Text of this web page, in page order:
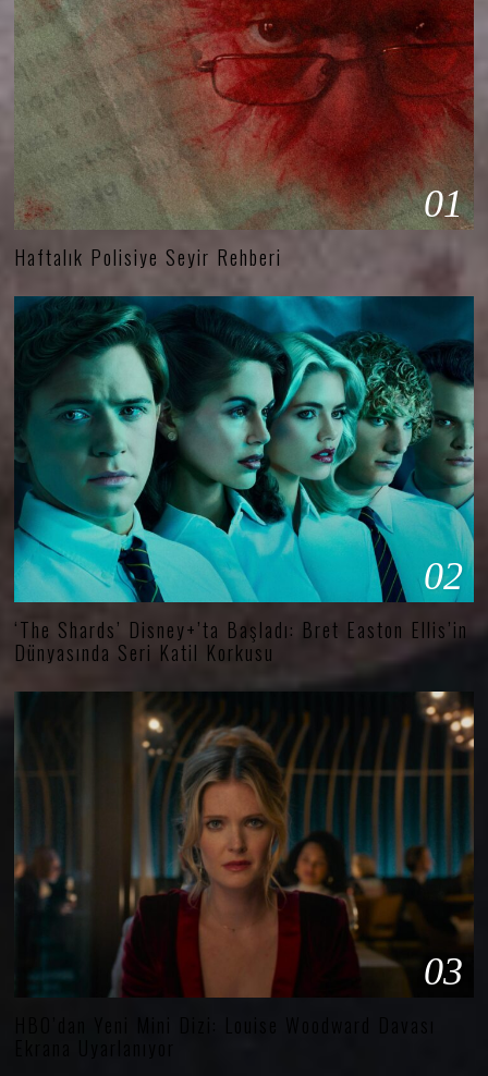
01
Haftalık Polisiye Seyir Rehberi
02
‘The Shards’ Disney+’ta Başladı: Bret Easton Ellis’in
Dünyasında Seri Katil Korkusu
03